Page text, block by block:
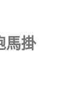
馬掛